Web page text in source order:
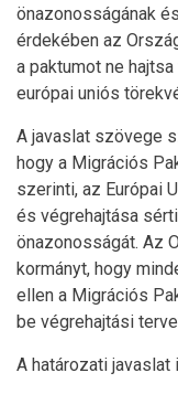
önazonosságának
érdekében az
a paktumot ne
európai uniós
A javaslat szövege
hogy a Migrációs
szerinti, az Európai
és végrehajtása
önazonosságát. Az
kormányt, hogy
ellen a Migrációs
be végrehajtási
A határozati javaslat